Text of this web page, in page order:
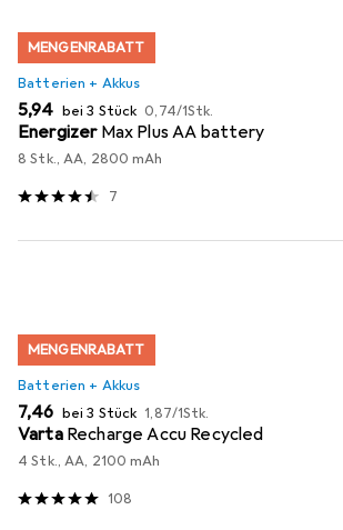
MENGENRABATT
Batterien + Akkus
EUR
5,94 bei 3 Stück EUR
0,74/1Stk.
Energizer Max Plus AA battery
8 Stk., AA, 2800 mAh
7
MENGENRABATT
Batterien + Akkus
EUR
7,46 bei 3 Stück EUR
1,87/1Stk.
Varta Recharge Accu Recycled
4 Stk., AA, 2100 mAh
108